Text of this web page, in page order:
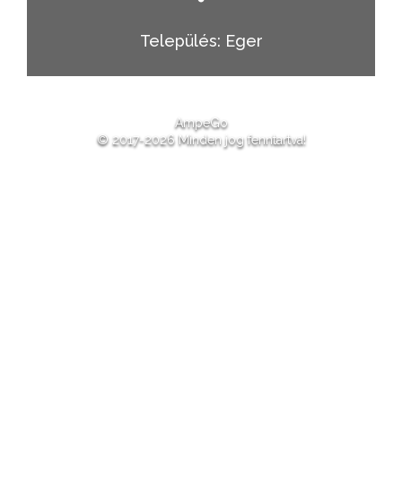
Település: Eger
AmpeGo
© 2017-2026 Minden jog fenntartva!